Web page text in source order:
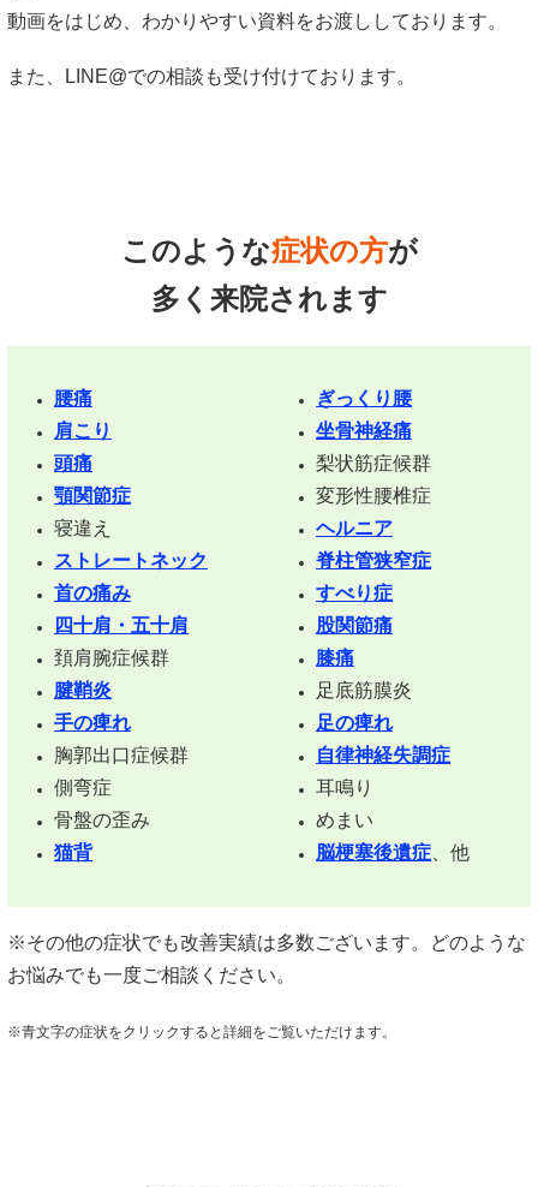
動画をはじめ、わかりやすい資料をお渡ししております。
また、LINE@での相談も受け付けております。
このような症状の方が
多く来院されます
腰痛
肩こり
頭痛
顎関節症
寝違え
ストレートネック
首の痛み
四十肩・五十肩
頚肩腕症候群
腱鞘炎
手の痺れ
胸郭出口症候群
側弯症
骨盤の歪み
猫背
ぎっくり腰
坐骨神経痛
梨状筋症候群
変形性腰椎症
ヘルニア
脊柱管狭窄症
すべり症
股関節痛
膝痛
足底筋膜炎
足の痺れ
自律神経失調症
耳鳴り
めまい
脳梗塞後遺症 、他
※その他の症状でも改善実績は多数ございます。どのような
お悩みでも一度ご相談ください。
※青文字の症状をクリックすると詳細をご覧いただけます。